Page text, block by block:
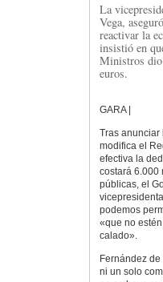
La
Vega,
reactivar la
insistió en
Ministros dio
euros.
GARA |
Tras anunciar
modifica el
efectiva la
costará 6.000
públicas, el
podemos
«que no
calado».
Fernández
ni un solo